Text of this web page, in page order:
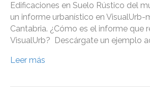
Edificaciones en Suelo Rústico del
un informe urbanístico en VisualUrb-
Cantabria. ¿Cómo es el informe que
VisualUrb? Descárgate un ejemplo
Leer más